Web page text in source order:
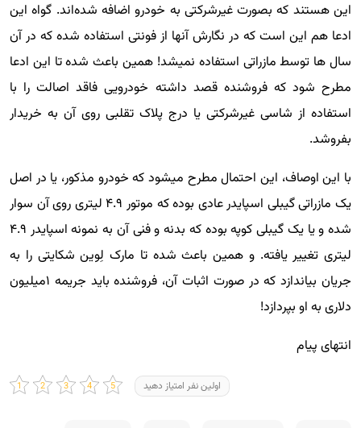
این هستند که بصورت غیرشرکتی به خودرو اضافه شده‌اند. گواه این
ادعا هم این است که در نگارش آنها از فونتی استفاده شده که در آن
سال ها توسط مازراتی استفاده نمیشد! همین باعث شده تا این ادعا
مطرح شود که فروشنده قصد داشته خودرویی فاقد اصالت را با
استفاده از شاسی غیرشرکتی یا درج پلاک تقلبی روی آن به خریدار
بفروشد.
با این اوصاف، این احتمال مطرح می‎شود که خودرو مذکور، یا در اصل
یک مازراتی گیبلی اسپایدر عادی بوده که موتور ۴.۹ لیتری روی آن سوار
شده و یا یک گیبلی کوپه بوده که بدنه و فنی آن به نمونه اسپایدر ۴.۹
لیتری تغییر یافته. و همین باعث شده تا مارک لِوین شکایتی را به
جریان بیاندازد که در صورت اثبات آن، فروشنده باید جریمه ۱میلیون
دلاری به او بپردازد!
انتهای پیام
اولین نفر امتیاز دهید